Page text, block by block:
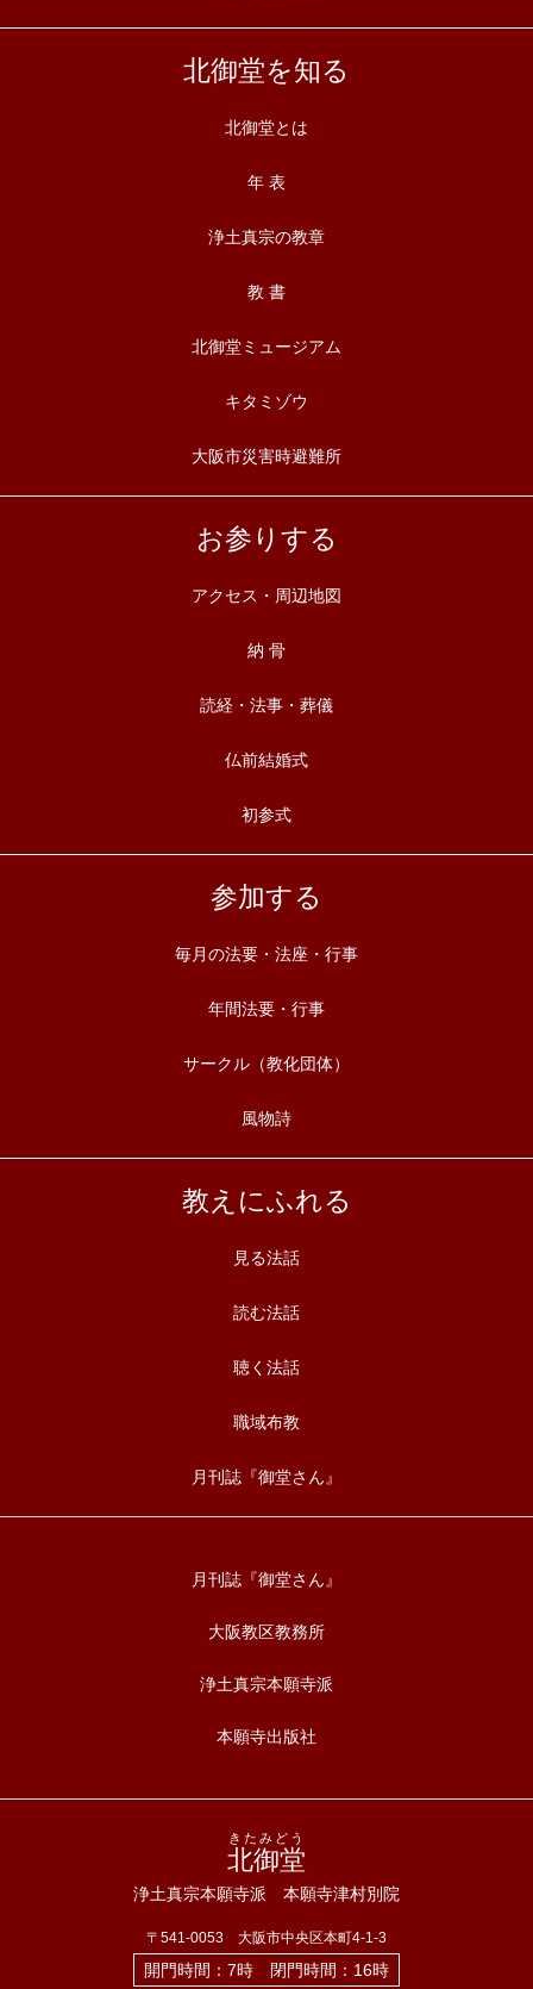
北御堂を知る
北御堂とは
年 表
浄土真宗の教章
教 書
北御堂ミュージアム
キタミゾウ
大阪市災害時避難所
お参りする
アクセス・周辺地図
納 骨
読経・法事・葬儀
仏前結婚式
初参式
参加する
毎月の法要・法座・行事
年間法要・行事
サークル（教化団体）
風物詩
教えにふれる
見る法話
読む法話
聴く法話
職域布教
月刊誌『御堂さん』
月刊誌『御堂さん』
大阪教区教務所
浄土真宗本願寺派
本願寺出版社
北御堂
きたみどう
浄土真宗本願寺派 本願寺津村別院
〒541-0053 大阪市中央区本町4-1-3
開門時間：7時 閉門時間：16時